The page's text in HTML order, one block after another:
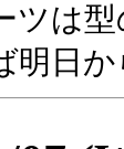
ツは
明日